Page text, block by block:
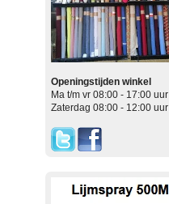
Openingstijden winkel
Ma t/m vr 08:00 - 17:00 uur
Zaterdag 08:00 - 12:00 uur